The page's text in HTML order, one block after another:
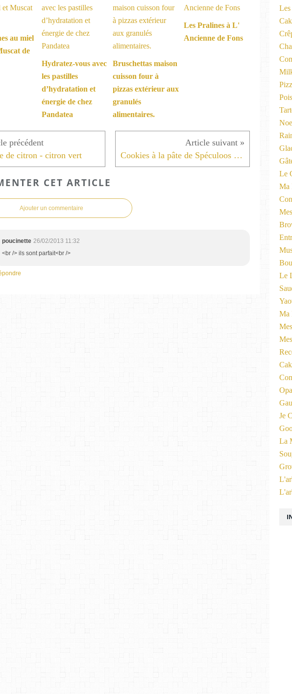
au miel
de
Hydratez-vous avec
les pastilles
d’hydratation et
énergie de chez
Pandatea
Bruschettas maison
cuisson four à
pizzas extérieur aux
granulés
alimentaires.
Les Pralines à L'
Ancienne de Fons
de citron - citron vert Cookies à la pâte de Spéculoos Crunchy et morceaux de chocolat
CET ARTICLE
Ajouter un commentaire
poucinette 26/02/2013 11:32
<br /> ils sont parfait<br />
Le
Ma
Le
Ma
Je
La